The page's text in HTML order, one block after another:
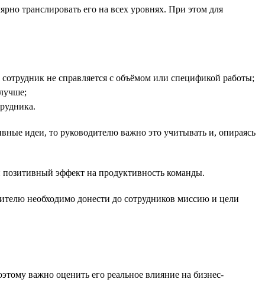
транслировать его на всех уровнях. При этом для
не справляется с объёмом или спецификой работы;
идеи, то руководителю важно это учитывать и, опираясь
позитивный эффект на продуктивность команды.
необходимо донести до сотрудников миссию и цели
важно оценить его реальное влияние на бизнес-